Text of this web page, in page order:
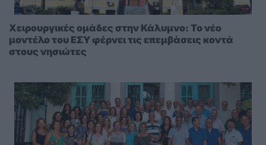
Χειρουργικές ομάδες στην Κάλυμνο: Το νέο
μοντέλο του ΕΣΥ φέρνει τις επεμβάσεις κοντά
στους νησιώτες